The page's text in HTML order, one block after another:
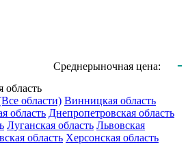
Среднерыночная цена: -
область
области) Винницкая область
область Днепропетровская область
Луганская область Львовская
область Херсонская область